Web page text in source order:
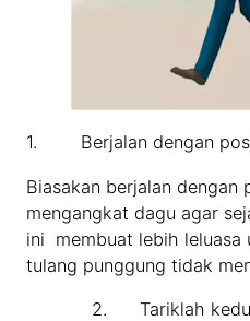
1. Berjalan dengan
Biasakan berjalan dengan
mengangkat dagu agar
ini membuat lebih leluasa
tulang punggung tidak
2. Tariklah kedua